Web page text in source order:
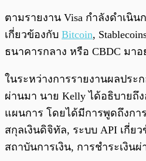
ตามรายงาน Visa กำลังดำเนิ
เกี่ยวข้องกับ Bitcoin,
ธนาคารกลาง หรือ CBDC มา
ในระหว่างการรายงานผลประ
ผ่านมา นาย Kelly ได้อธิบายถึ
แผนการ โดยได้มีการพูดถึงกา
สกุลเงินดิจิทัล, ระบบ API เกี่ย
สถาบันการเงิน, การชำระเงินผ่